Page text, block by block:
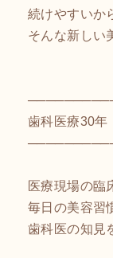
続けやすいか
そんな新しい
歯科医療30年
医療現場の臨
毎日の美容習
歯科医の知見